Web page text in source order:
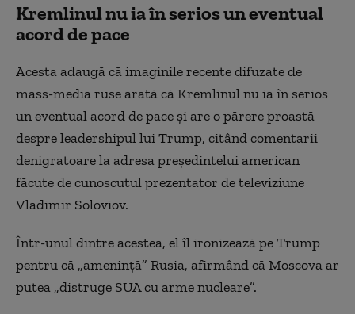
Kremlinul nu ia în serios un eventual
acord de pace
Acesta adaugă că imaginile recente difuzate de
mass-media ruse arată că Kremlinul nu ia în serios
un eventual acord de pace și are o părere proastă
despre leadershipul lui Trump, citând comentarii
denigratoare la adresa președintelui american
făcute de cunoscutul prezentator de televiziune
Vladimir Soloviov.
Într-unul dintre acestea, el îl ironizează pe Trump
pentru că „amenință” Rusia, afirmând că Moscova ar
putea „distruge SUA cu arme nucleare”.